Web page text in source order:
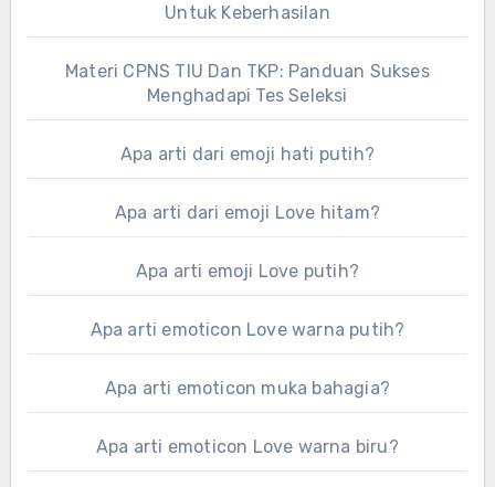
Untuk Keberhasilan
Materi CPNS TIU Dan TKP: Panduan Sukses
Menghadapi Tes Seleksi
Apa arti dari emoji hati putih?
Apa arti dari emoji Love hitam?
Apa arti emoji Love putih?
Apa arti emoticon Love warna putih?
Apa arti emoticon muka bahagia?
Apa arti emoticon Love warna biru?